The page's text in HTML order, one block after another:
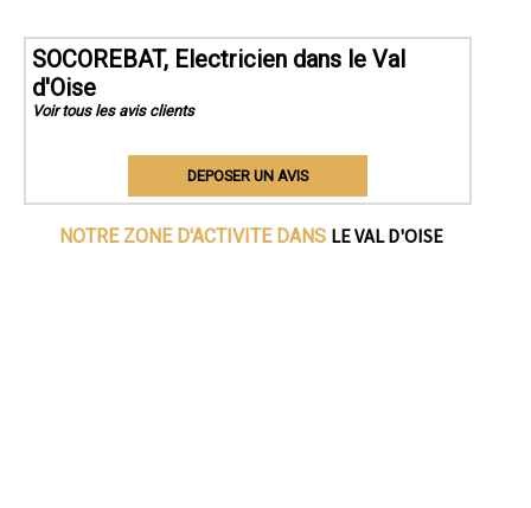
SOCOREBAT, Electricien dans le Val
d'Oise
Voir tous les avis clients
DEPOSER UN AVIS
NOTRE ZONE D'ACTIVITE DANS LE VAL D'OISE